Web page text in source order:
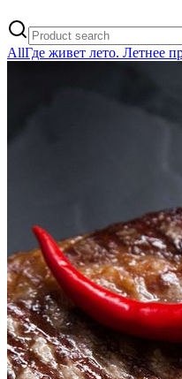
AllГде живет лето. Летнее